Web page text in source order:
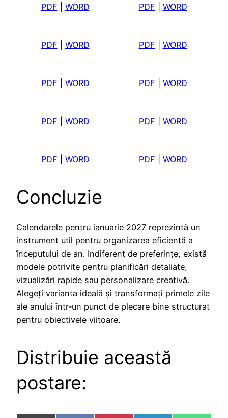
PDF WORD PDF WORD
PDF WORD PDF WORD
PDF WORD PDF WORD
PDF WORD PDF WORD
PDF WORD PDF WORD
Concluzie
Calendarele pentru ianuarie 2027 reprezintă un
instrument util pentru organizarea eficientă a
începutului de an. Indiferent de preferințe, există
modele potrivite pentru planificări detaliate,
vizualizări rapide sau personalizare creativă.
Alegeți varianta ideală și transformați primele zile
ale anului într‑un punct de plecare bine structurat
pentru obiectivele viitoare.
Distribuie această
postare: